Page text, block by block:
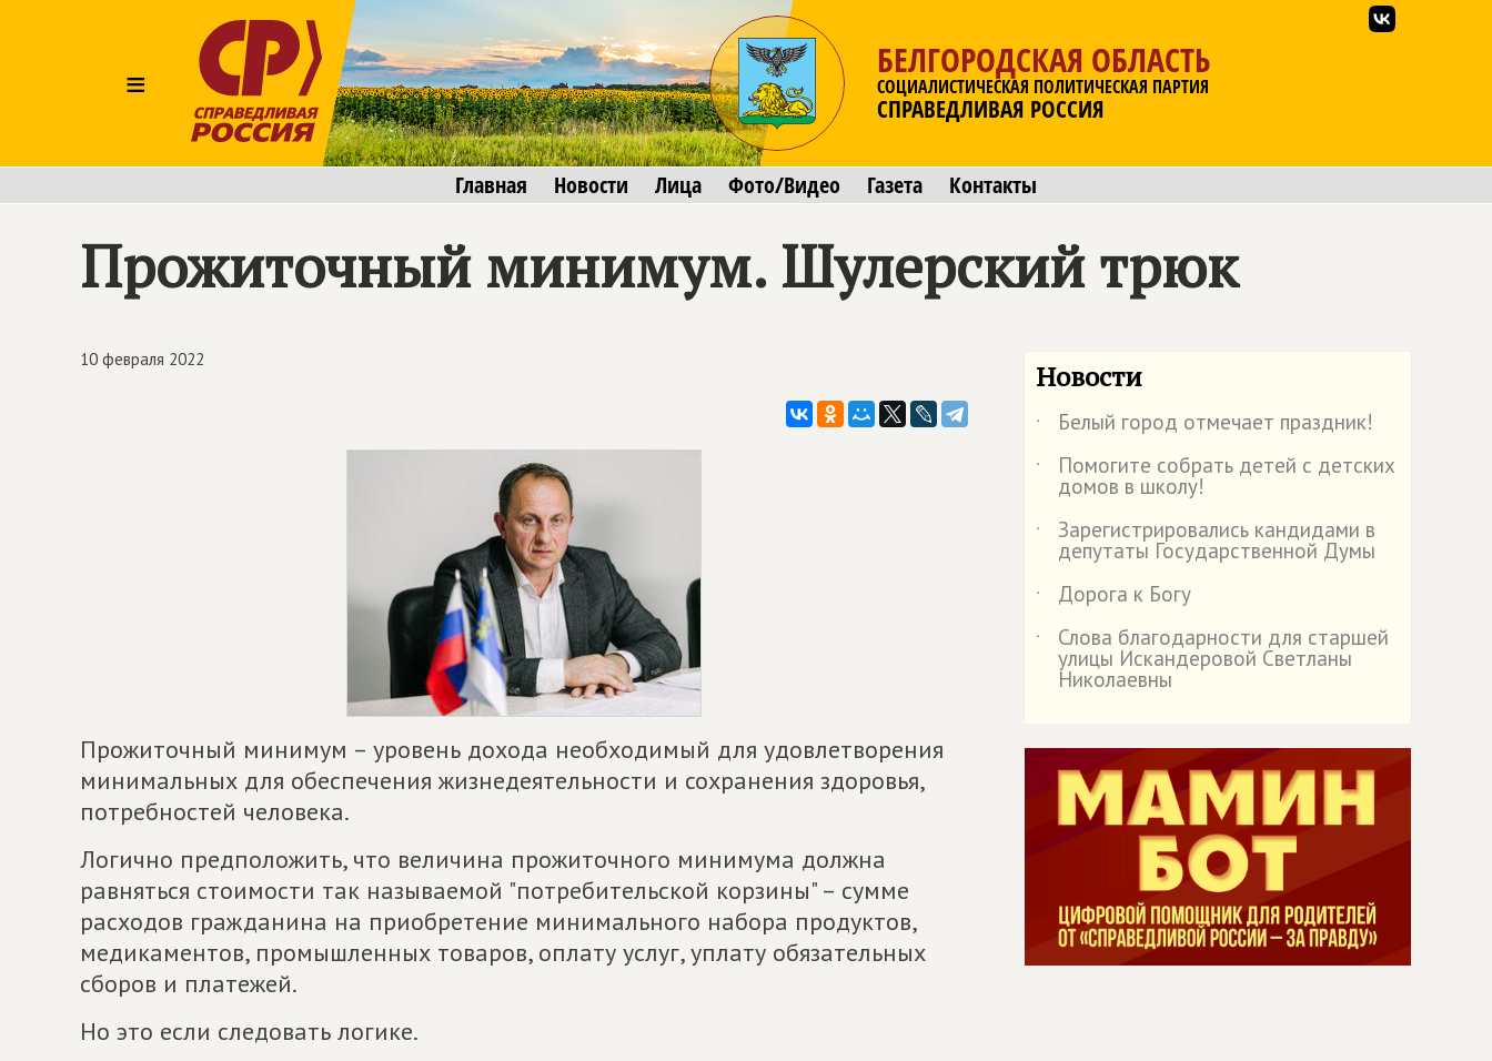
≡
БЕЛГОРОДСКАЯ ОБЛАСТЬ
СОЦИАЛИСТИЧЕСКАЯ ПОЛИТИЧЕСКАЯ ПАРТИЯ
СПРАВЕДЛИВАЯ РОССИЯ
Главная Новости Лица Фото/Видео Газета Контакты
Прожиточный минимум. Шулерский трюк
10 февраля 2022
Прожиточный минимум – уровень дохода необходимый для удовлетворения
минимальных для обеспечения жизнедеятельности и сохранения здоровья,
потребностей человека.
Логично предположить, что величина прожиточного минимума должна
равняться стоимости так называемой "потребительской корзины" – сумме
расходов гражданина на приобретение минимального набора продуктов,
медикаментов, промышленных товаров, оплату услуг, уплату обязательных
сборов и платежей.
Но это если следовать логике.
Новости
˙
Белый город отмечает праздник!
˙
Помогите собрать детей с детских
домов в школу!
˙
Зарегистрировались кандидами в
депутаты Государственной Думы
˙
Дорога к Богу
˙
Слова благодарности для старшей
улицы Искандеровой Светланы
Николаевны